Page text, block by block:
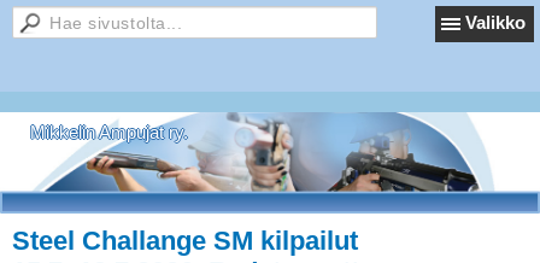
Valikko
Mikkelin Ampujat ry.
Steel Challange SM kilpailut